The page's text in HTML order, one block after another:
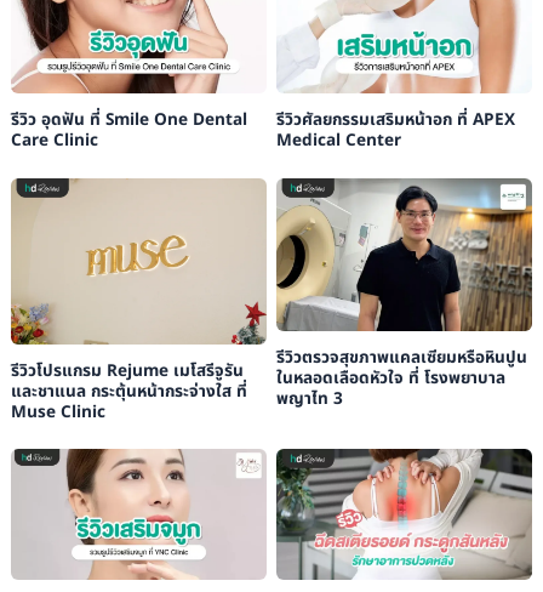
รีวิว อุดฟัน ที่ Smile One Dental
Care Clinic
รีวิวศัลยกรรมเสริมหน้าอก ที่ APEX
Medical Center
รีวิวโปรแกรม Rejume เมโสรีจูรัน
และชาแนล กระตุ้นหน้ากระจ่างใส ที่
Muse Clinic
รีวิวตรวจสุขภาพแคลเซียมหรือหินปูน
ในหลอดเลือดหัวใจ ที่ โรงพยาบาล
พญาไท 3